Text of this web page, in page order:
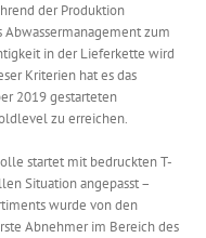
der Produktion
zum
in der Lieferkette wird
Kriterien hat es das
2019 gestarteten
zu erreichen.
startet mit bedruckten T-
Situation angepasst –
wurde von den
Abnehmer im Bereich des